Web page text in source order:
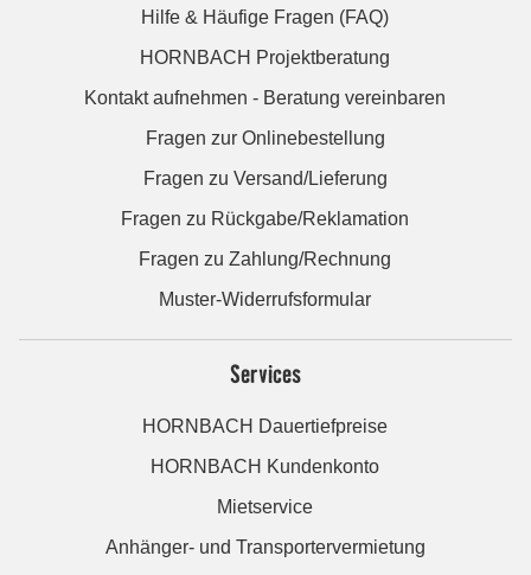
Hilfe & Häufige Fragen (FAQ)
HORNBACH Projektberatung
Kontakt aufnehmen - Beratung vereinbaren
Fragen zur Onlinebestellung
Fragen zu Versand/Lieferung
Fragen zu Rückgabe/Reklamation
Fragen zu Zahlung/Rechnung
Muster-Widerrufsformular
Services
HORNBACH Dauertiefpreise
HORNBACH Kundenkonto
Mietservice
Anhänger- und Transportervermietung